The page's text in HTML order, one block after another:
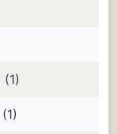
(1)
(1)